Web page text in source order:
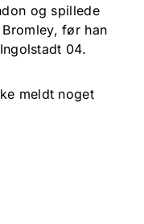
og spillede
før han
04.
meldt noget